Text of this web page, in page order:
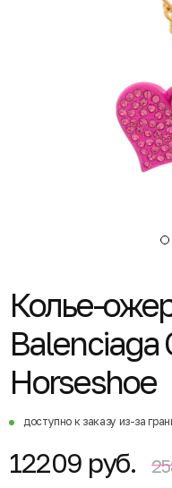
Колье-
Balenciaga
Horseshoe
доступно к заказу из-за
12209 руб.